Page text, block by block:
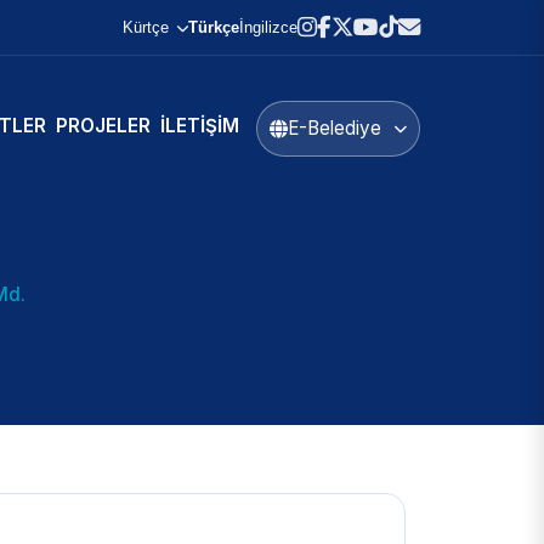
Kürtçe Türkçe İngilizce
PROJELER İLETIŞIM E-Belediye